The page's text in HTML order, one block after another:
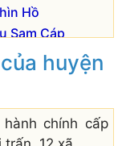
Hồ
Sam Cáp
Dề Phìn
Ngảo
Sín Chải
huyện
chính cấp